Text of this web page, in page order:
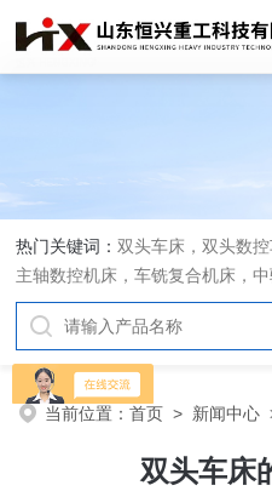
热门关键词：双头车床，双头数
主轴数控机床，车铣复合机床，
当前位置：首页 > 新闻中心
双头车床